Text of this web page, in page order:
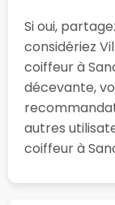
Si oui,
considériez
coiffeur à
décevante,
autres
coiffeur à